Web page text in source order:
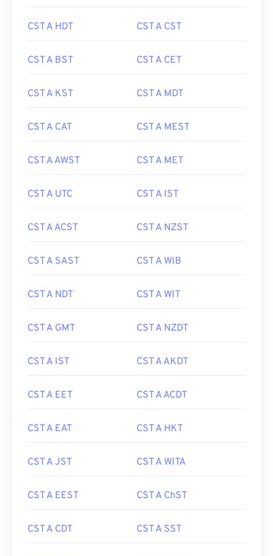
CST A HDT CST A CST
CST A BST CST A CET
CST A KST CST A MDT
CST A CAT CST A MEST
CST A AWST CST A MET
CST A UTC CST A IST
CST A ACST CST A NZST
CST A SAST CST A WIB
CST A NDT CST A WIT
CST A GMT CST A NZDT
CST A IST CST A AKDT
CST A EET CST A ACDT
CST A EAT CST A HKT
CST A JST CST A WITA
CST A EEST CST A ChST
CST A CDT CST A SST